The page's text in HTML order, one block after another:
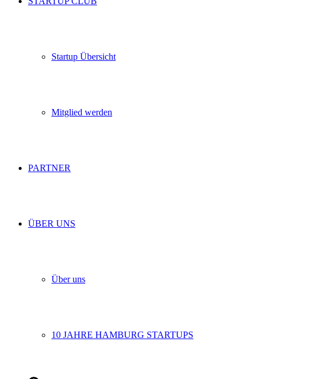
Startup Übersicht
Mitglied werden
PARTNER
ÜBER UNS
Über uns
10 JAHRE HAMBURG STARTUPS